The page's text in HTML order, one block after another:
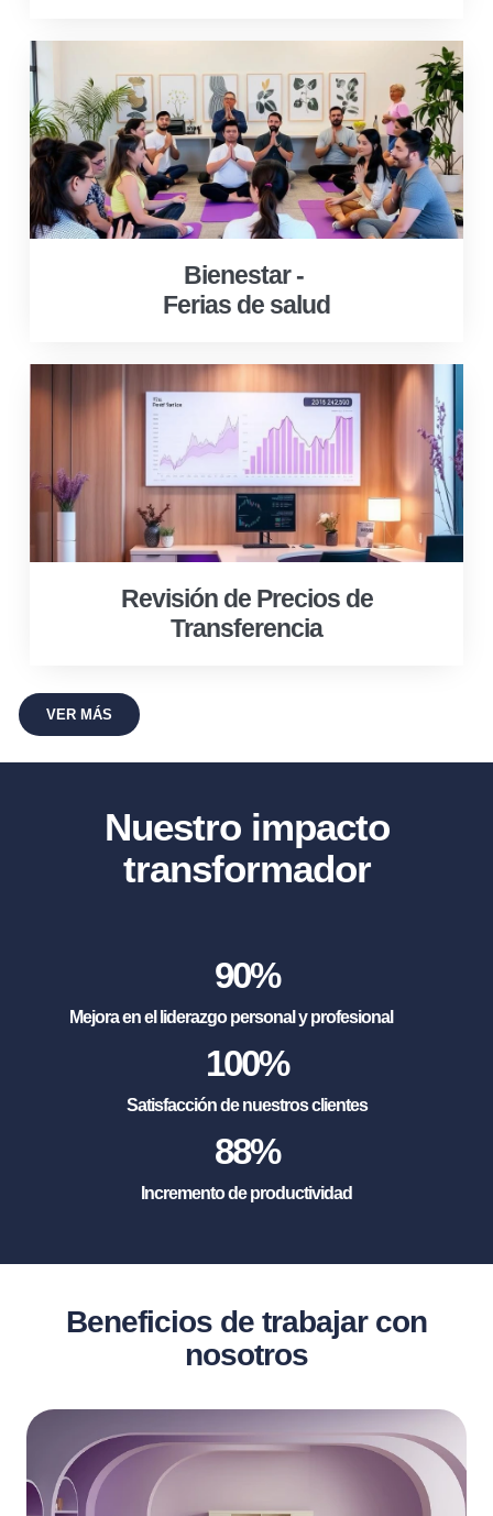
Bienestar -
Ferias de salud
Revisión de Precios de
Transferencia
VER MÁS
Nuestro impacto
transformador
90%
Mejora en el liderazgo personal y profesional
100%
Satisfacción de nuestros clientes
88%
Incremento de productividad
Beneficios de trabajar con
nosotros